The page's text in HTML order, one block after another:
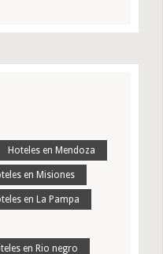
Hoteles en Mendoza
en Misiones
en La Pampa
en Rio negro